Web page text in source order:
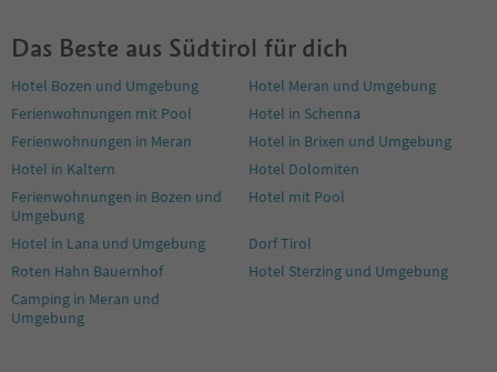
Das Beste aus Südtirol für dich
Hotel Bozen und Umgebung
Hotel Meran und Umgebung
Ferienwohnungen mit Pool
Hotel in Schenna
Ferienwohnungen in Meran
Hotel in Brixen und Umgebung
Hotel in Kaltern
Hotel Dolomiten
Ferienwohnungen in Bozen und
Umgebung
Hotel mit Pool
Hotel in Lana und Umgebung
Dorf Tirol
Roten Hahn Bauernhof
Hotel Sterzing und Umgebung
Camping in Meran und
Umgebung